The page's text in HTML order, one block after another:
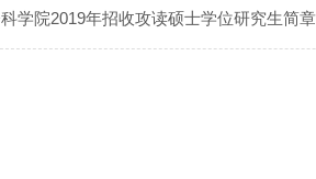
学院2019年招收攻读硕士学位研究生简章